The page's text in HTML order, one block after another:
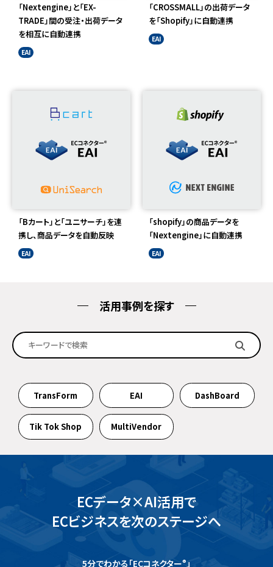
「Nextengine」と「EX-
TRADE」間の受注・出荷データ
を相互に自動連携
EAI
「CROSSMALL」の出荷データ
を「Shopify」に自動連携
EAI
「Bカート」と「ユニサーチ」を連
携し、商品データを自動反映
EAI
「shopify」の商品データを
「Nextengine」に自動連携
EAI
活用事例を探す
TransForm EAI DashBoard
Tik Tok Shop MultiVendor
ECデータ×AI活用で
ECビジネスを次のステージへ
5分でわかる「ECコネクター® 」